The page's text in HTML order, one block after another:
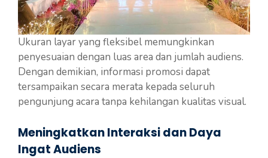
Ukuran layar yang fleksibel memungkinkan
penyesuaian dengan luas area dan jumlah audiens.
Dengan demikian, informasi promosi dapat
tersampaikan secara merata kepada seluruh
pengunjung acara tanpa kehilangan kualitas visual.
Meningkatkan Interaksi dan Daya
Ingat Audiens